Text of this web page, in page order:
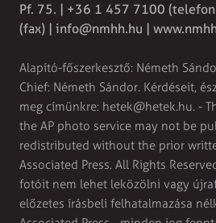
Pf. 75. | +36 1 457 7100
(fax) | info@nmhh.hu |
Alapító-főszerkesztő: Németh
Chief: Németh Sándor. Kérdéseit,
meg címünkre: hetek@hetek.hu. -
the AP photo service may not be
redistributed without the prior
Associated Press. All Rights
fotóit nem lehet leközölni vagy
előzetes írásbeli felhatalmazása